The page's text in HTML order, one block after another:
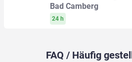
Bad Camberg
24 h
FAQ / Häufig